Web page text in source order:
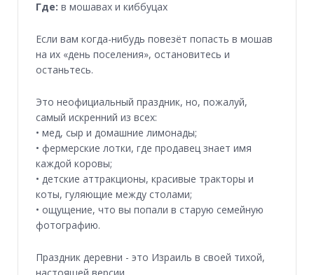
Где: в мошавах и киббуцах
Если вам когда-нибудь повезёт попасть в мошав
на их «день поселения», остановитесь и
останьтесь.
Это неофициальный праздник, но, пожалуй,
самый искренний из всех:
• мед, сыр и домашние лимонады;
• фермерские лотки, где продавец знает имя
каждой коровы;
• детские аттракционы, красивые тракторы и
коты, гуляющие между столами;
• ощущение, что вы попали в старую семейную
фотографию.
Праздник деревни - это Израиль в своей тихой,